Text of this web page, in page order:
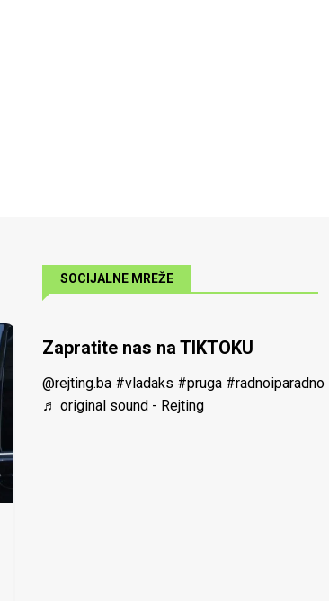
SOCIJALNE MREŽE
Zapratite nas na TIKTOKU
@rejting.ba #vladaks #pruga #radnoiparadno
♬ original sound - Rejting